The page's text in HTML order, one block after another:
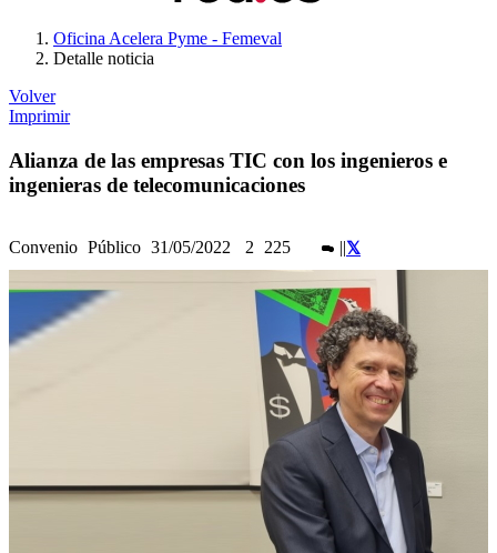
Oficina Acelera Pyme - Femeval
Detalle noticia
Volver
Imprimir
Alianza de las empresas TIC con los ingenieros e
ingenieras de telecomunicaciones
Convenio Público 31/05/2022 2 225 ||